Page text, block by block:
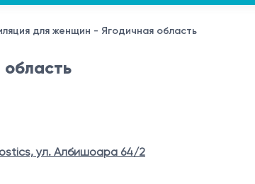
для женщин - Ягодичная область
ул. Албишоара 64/2